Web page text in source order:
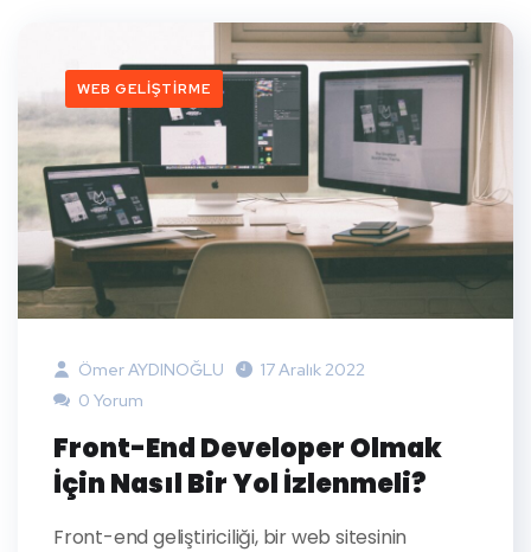
WEB GELIŞTIRME
Ömer AYDINOĞLU
17 Aralık 2022
0 Yorum
Front-End Developer Olmak
İçin Nasıl Bir Yol İzlenmeli?
Front-end geliştiriciliği, bir web sitesinin